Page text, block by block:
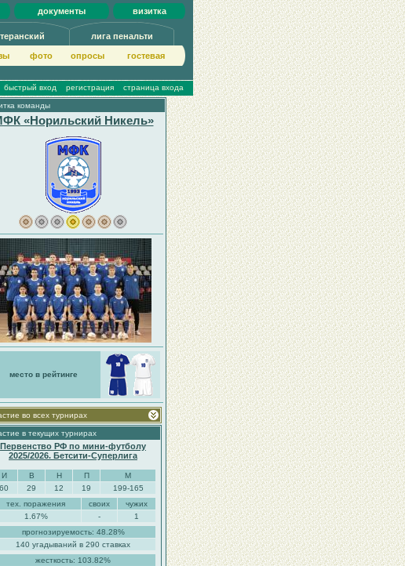
документы визитка
лига пенальти
фото опросы гoстeвая
быстрый вход регистрация страница входа
команды
«Норильский Никель»
место в рейтинге
во всех турнирах
в текущих турнирах
Первенство РФ по мини-футболу
2025/2026. Бетсити-Суперлига
И В Н П
М
60
29 12 19
199-165
тех. поражения
своих
чужих
1.67%
-
1
прогнозируемость: 48.28%
140 угадываний в 290 ставках
жесткость: 103.82%